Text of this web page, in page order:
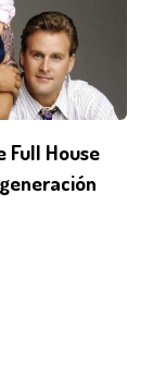
Full House